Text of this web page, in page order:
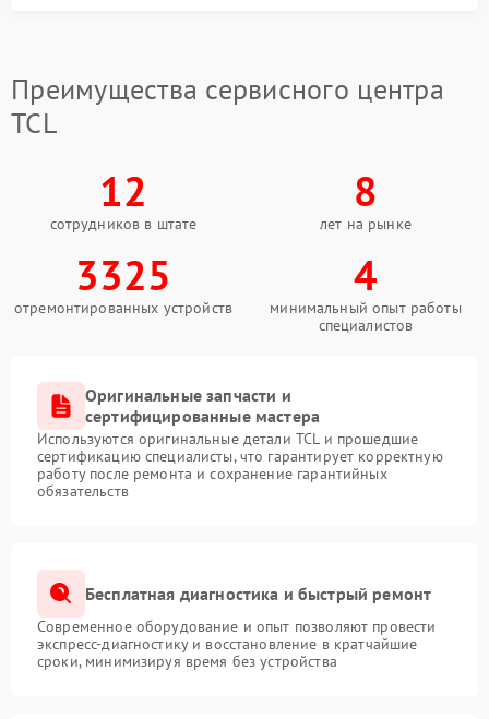
Преимущества сервисного центра
TCL
12
сотрудников в штате
8
лет на рынке
3325
отремонтированных устройств
4
минимальный опыт работы
специалистов
Оригинальные запчасти и
сертифицированные мастера
Используются оригинальные детали TCL и прошедшие
сертификацию специалисты, что гарантирует корректную
работу после ремонта и сохранение гарантийных
обязательств
Бесплатная диагностика и быстрый ремонт
Современное оборудование и опыт позволяют провести
экспресс-диагностику и восстановление в кратчайшие
сроки, минимизируя время без устройства